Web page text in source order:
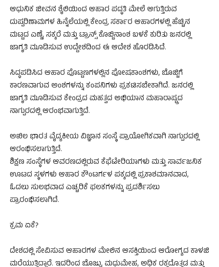
ಆಧುನಿಕ ಜೀವನ ಶೈಲಿಯಿಂದ ಆಹಾರ ಪದ್ಧತಿ ಮೇಲೆ ಆಗುತ್ತಿರುವ
ದುಷ್ಪರಿಣಾಮಗಳ ಹಿನ್ನೆಲೆಯಲ್ಲಿ ಕೇಂದ್ರ ಸರ್ಕಾರ ಆಹಾರಗಳಲ್ಲಿ ಹೆಚ್ಚಿನ
ಮಟ್ಟದ ಎಣ್ಣೆ, ಸಕ್ಕರೆ ಮತ್ತು ಟ್ರಾನ್ಸ್ ಕೊಬ್ಬಿನಾಂಶ ಬಳಕೆ ಕುರಿತು ಜನರಲ್ಲಿ
ಜಾಗೃತಿ ಮೂಡಿಸುವ ಉದ್ದೇಶದಿಂದ ಈ ಆದೇಶ ಹೊರಡಿಸಿದೆ.
ಸಿದ್ಧಪಡಿಸಿದ ಆಹಾರ ಪೊಟ್ಟಣಗಳಲ್ಲಿನ ಪೋಷಕಾಂಶಗಳು, ಬೊಜ್ಜಿಗೆ
ಕಾರಣವಾಗುವ ಅಂಶಗಳನ್ನು ಕಂಪನಿಗಳು ಪ್ರಕಟಿಸಬೇಕಾಗಿದೆ. ಜನರಲ್ಲಿ
ಜಾಗೃತಿ ಮೂಡಿಸುವ ಕೇಂದ್ರದ ಮಹತ್ವದ ಅಭಿಯಾನ ಮಹಾರಾಷ್ಟ್ರದ
ನಾಗ್ಪುರದಲ್ಲಿ ಆರಂಭವಾಗುತ್ತಿದೆ.
ಅಖಿಲ ಭಾರತ ವೈದ್ಯಕೀಯ ವಿಜ್ಞಾನ ಸಂಸ್ಥೆ ಪ್ರಾಯೋಗಿಕವಾಗಿ ನಾಗ್ಪುರದಲ್ಲಿ
ಆರಂಭಿಸಲಾಗುತ್ತಿದೆ.
ಶಿಕ್ಷಣ ಸಂಸ್ಥೆಗಳ ಆವರಣದಲ್ಲಿರುವ ಕೆಫೆಟೇರಿಯಾಗಳು ಮತ್ತು ಸಾರ್ವಜನಿಕ
ಊಟದ ಸ್ಥಳಗಳು ಆಹಾರ ಕೌಂಟರ್ಗಳ ಪಕ್ಕದಲ್ಲಿ ಪ್ರಕಾಶಮಾನವಾದ,
ಓದಲು ಸುಲಭವಾದ ಎಚ್ಚರಿಕೆ ಫಲಕಗಳನ್ನು ಪ್ರದರ್ಶಿಸಲು
ಪ್ರಾರಂಭಿಸಲಾಗಿದೆ.
ಕ್ರಮ ಏಕೆ?
ದೇಶದಲ್ಲಿ ಸೇವಿಸುವ ಆಹಾರಗಳ ಮೇಲಿನ ಆಸಕ್ತಿಯಿಂದ ಆರೋಗ್ಯದ ಕಾಳಜಿ
ಮರೆಯುತ್ತಿದ್ದಾರೆ. ಇದರಿಂದ ಬೊಜ್ಜು, ಮಧುಮೇಹ, ಅಧಿಕ ರಕ್ತದೊತ್ತಡ ಮತ್ತು